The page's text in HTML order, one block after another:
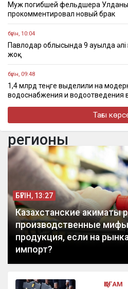
Муж погибшей фельдшера
прокомментировал новый брак
бүгін, 10:04
Павлодар облысында 9 ауылда әлі
жоқ
бүгін, 09:48
1,4 млрд теңге выделили на
водоснабжения и водоотведения
кейін алғаш рет пікір білдірді
бүгін, 09:19
В Актау расследуют гибель экс-
12-го этажа
Тағы
регионы
БҮГІН, 13:27
Казахстанские акиматы
производственные
продукция, если на
импорт?
ҚОҒАМ